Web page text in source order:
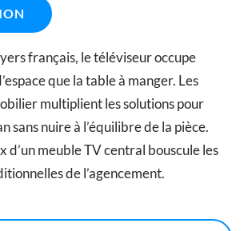
français, le téléviseur occupe
que la table à manger. Les
multiplient les solutions pour
sans nuire à l’équilibre de la pièce.
d’un meuble TV central bouscule les
de l’agencement.